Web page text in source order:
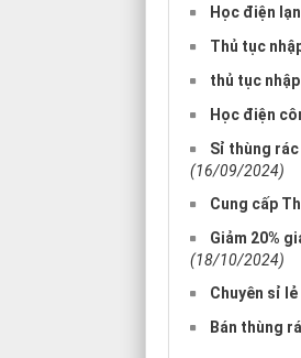
Học điện
Thủ tục
thủ tục
Học điện
Sỉ thùng
(16/09/2024)
Cung cấp
Giảm 20%
(18/10/2024)
Chuyên sỉ
Bán thùng